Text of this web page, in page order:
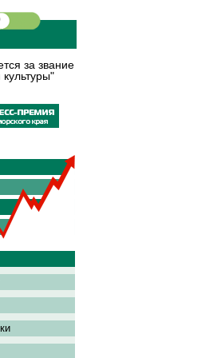
за звание